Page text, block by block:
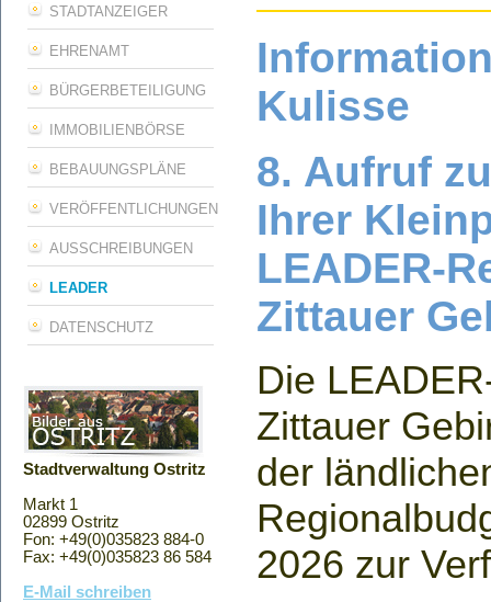
STADTANZEIGER
EHRENAMT
BÜRGERBETEILIGUNG
IMMOBILIENBÖRSE
BEBAUUNGSPLÄNE
VERÖFFENTLICHUNGEN
AUSSCHREIBUNGEN
LEADER
DATENSCHUTZ
Stadtverwaltung Ostritz
Markt 1
02899 Ostritz
Fon: +49(0)035823 884-0
Fax: +49(0)035823 86 584
E-Mail schreiben
Kulisse
8. Aufruf
Ihrer
LEADER-
Zittauer
Die
Zittauer
der
2026 zur